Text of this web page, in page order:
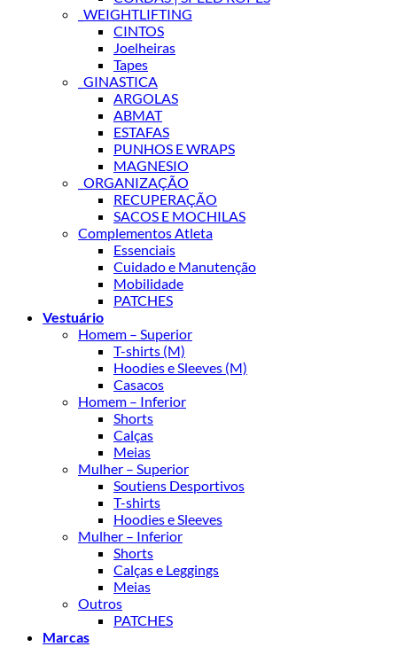
_WEIGHTLIFTING
CINTOS
Joelheiras
Tapes
_GINASTICA
ARGOLAS
ABMAT
ESTAFAS
PUNHOS E WRAPS
MAGNESIO
_ORGANIZAÇÃO
RECUPERAÇÃO
SACOS E MOCHILAS
Complementos Atleta
Essenciais
Cuidado e Manutenção
Mobilidade
PATCHES
Vestuário
Homem – Superior
T-shirts (M)
Hoodies e Sleeves (M)
Casacos
Homem – Inferior
Shorts
Calças
Meias
Mulher – Superior
Soutiens Desportivos
T-shirts
Hoodies e Sleeves
Mulher – Inferior
Shorts
Calças e Leggings
Meias
Outros
PATCHES
Marcas